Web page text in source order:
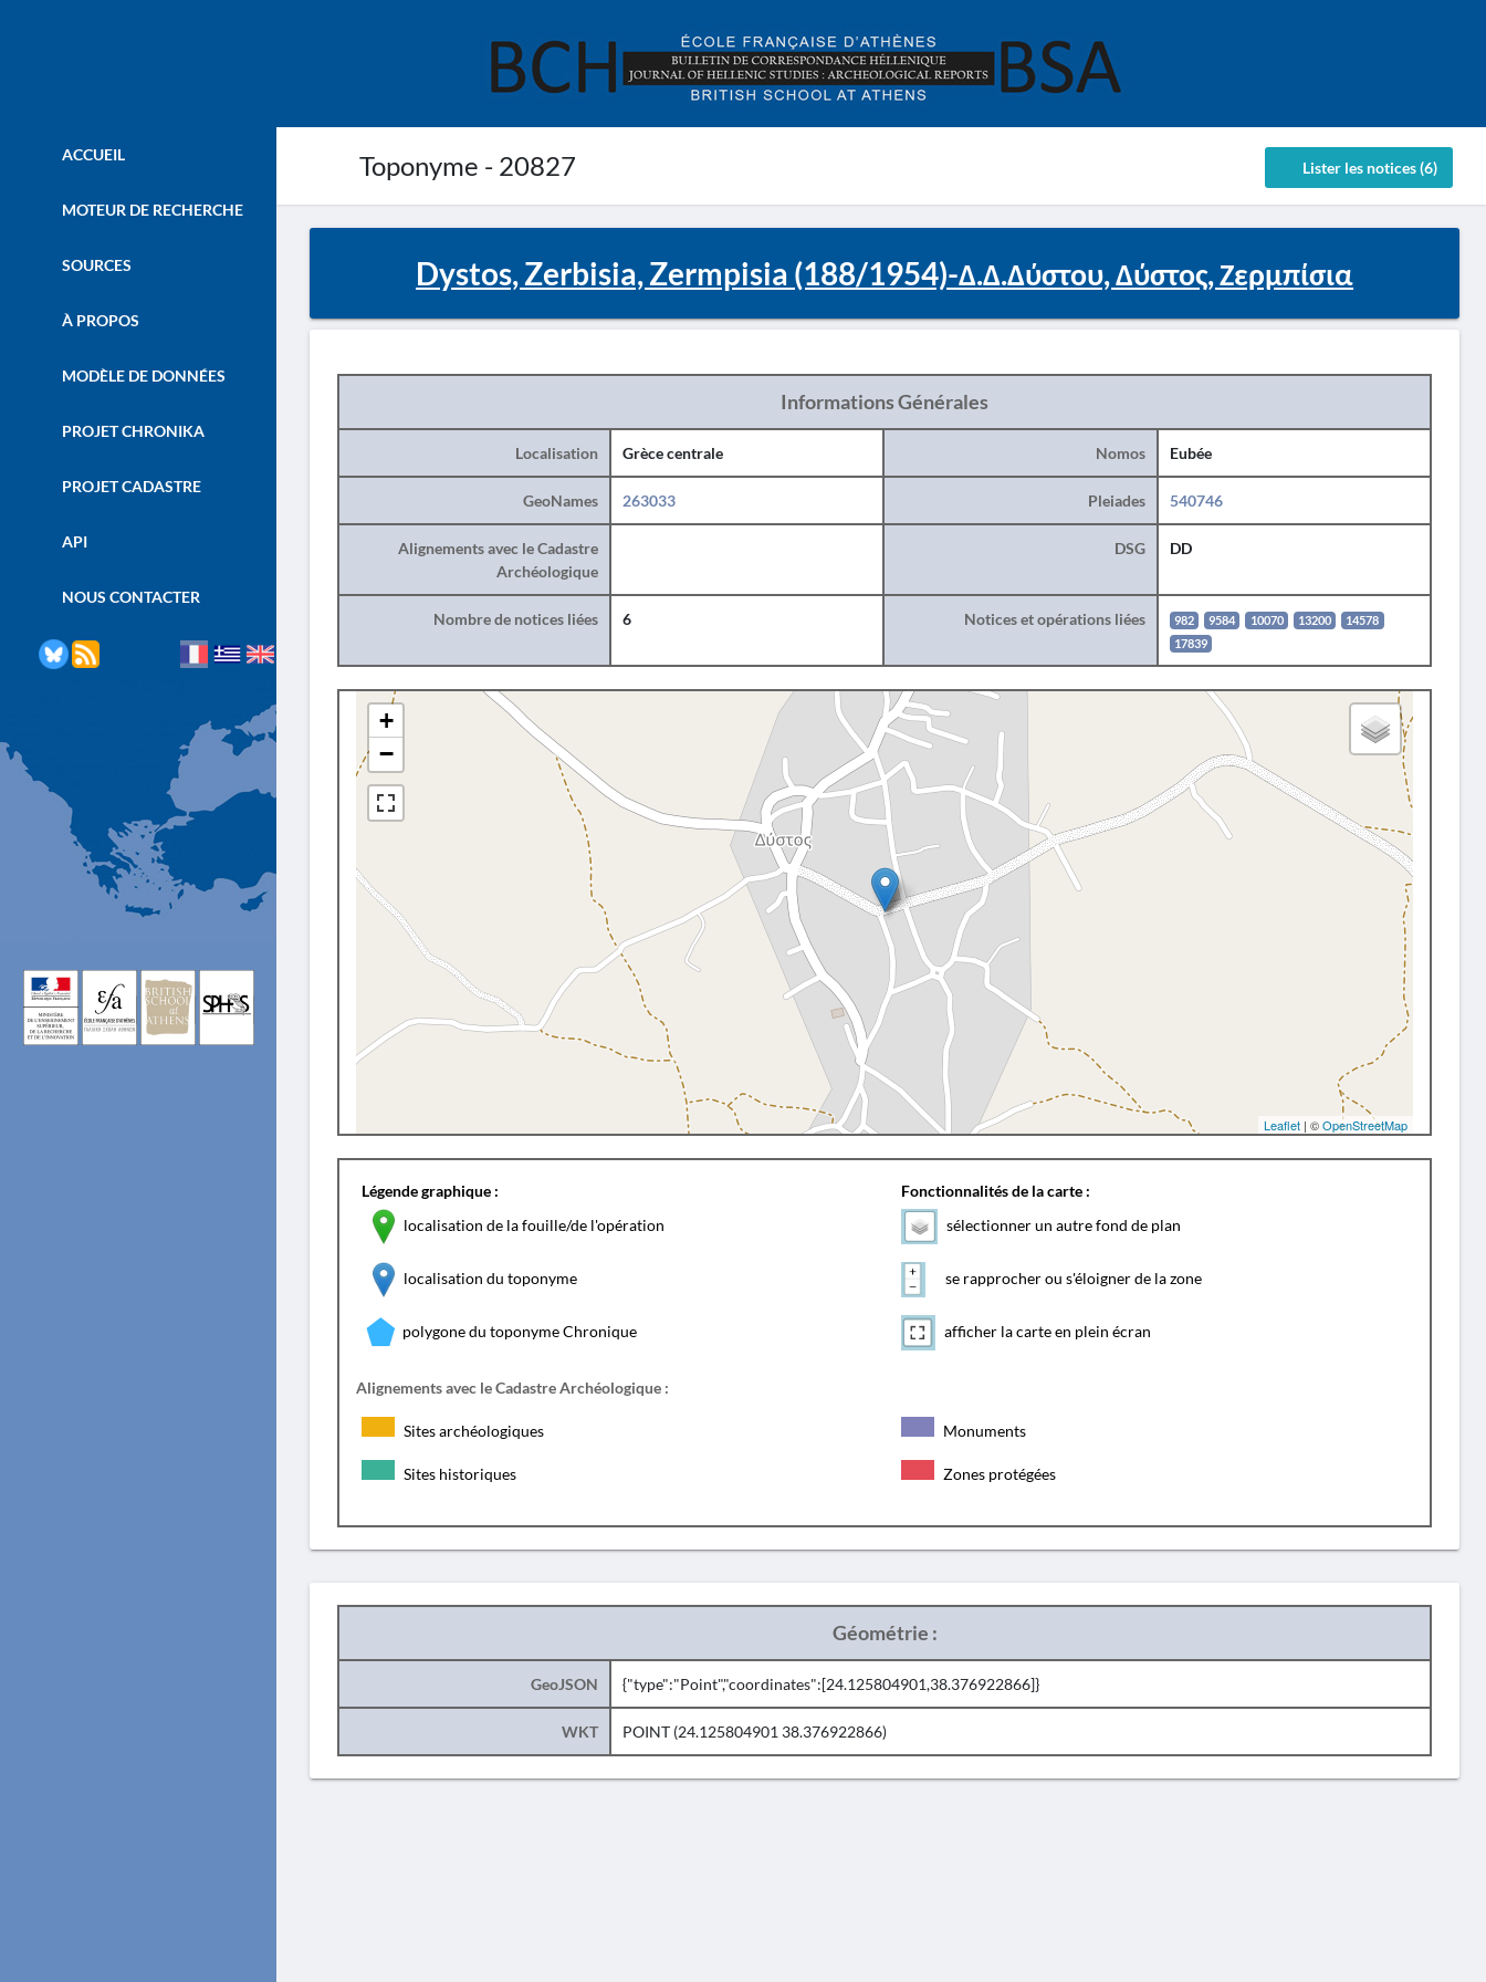
Toponyme - 20827 Lister les notices (6)
ACCUEIL
MOTEUR DE RECHERCHE
SOURCES
À PROPOS
MODÈLE DE DONNÉES
PROJET CHRONIKA
PROJET CADASTRE
API
NOUS CONTACTER
Dystos, Zerbisia, Zermpisia (188/1954)-Δ.Δ.Δύστου, Δύστος, Ζερμπίσια
Informations Générales
Localisation Grèce centrale Nomos Eubée
GeoNames 263033 Pleiades 540746
Alignements avec le Cadastre
Archéologique
DSG DD
Nombre de notices liées 6 Notices et opérations liées 982 9584 10070 13200
14578
17839
+
−
Leaflet | ©OpenStreetMap
Légende graphique :
localisation de la fouille/de l'opération
localisation du toponyme
polygone du toponyme Chronique
Fonctionnalités de la carte :
sélectionner un autre fond de plan
se rapprocher ou s'éloigner de la zone
afficher la carte en plein écran
Alignements avec le Cadastre Archéologique :
Sites archéologiques Monuments
Sites historiques Zones protégées
Géométrie :
GeoJSON {"type":"Point","coordinates":[24.125804901,38.376922866]}
WKT POINT (24.125804901 38.376922866)